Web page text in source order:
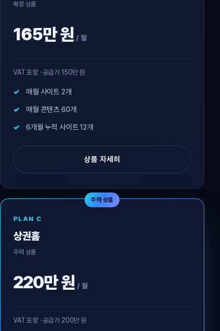
확장 상품
165만 원 / 월
VAT 포함 · 공급가 150만 원
매월 사이트 2개
매월 콘텐츠 60개
6개월 누적 사이트 12개
상품 자세히
주력 상품
PLAN C
상권홈
주력 상품
220만 원 / 월
VAT 포함 · 공급가 200만 원